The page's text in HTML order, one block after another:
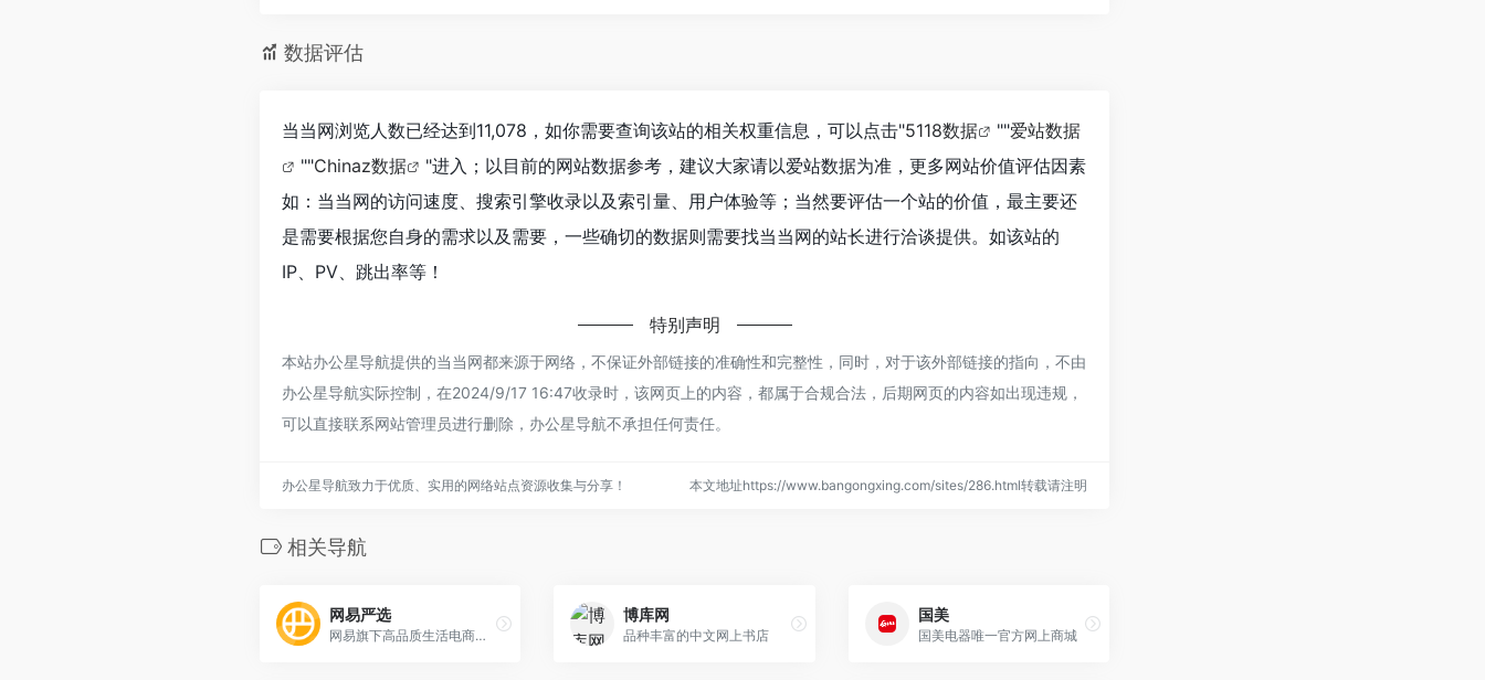
数据评估
当当网浏览人数已经达到11,078，如你需要查询该站的相关权重信息，可以点击"5118数据 ""爱站数据
""Chinaz数据
"进入；以目前的网站数据参考，建议大家请以爱站数据为准，更多网站价值评估因素
如：当当网的访问速度、搜索引擎收录以及索引量、用户体验等；当然要评估一个站的价值，最主要还
是需要根据您自身的需求以及需要，一些确切的数据则需要找当当网的站长进行洽谈提供。如该站的
IP、PV、跳出率等！
特别声明
本站办公星导航提供的当当网都来源于网络，不保证外部链接的准确性和完整性，同时，对于该外部链接的指向，不由
办公星导航实际控制，在2024/9/17 16:47收录时，该网页上的内容，都属于合规合法，后期网页的内容如出现违规，
可以直接联系网站管理员进行删除，办公星导航不承担任何责任。
办公星导航致力于优质、实用的网络站点资源收集与分享！ 本文地址https://www.bangongxing.com/sites/286.html转载请注明
相关导航
网易严选
网易旗下高品质生活电商平台
博库网
品种丰富的中文网上书店
国美
国美电器唯一官方网上商城